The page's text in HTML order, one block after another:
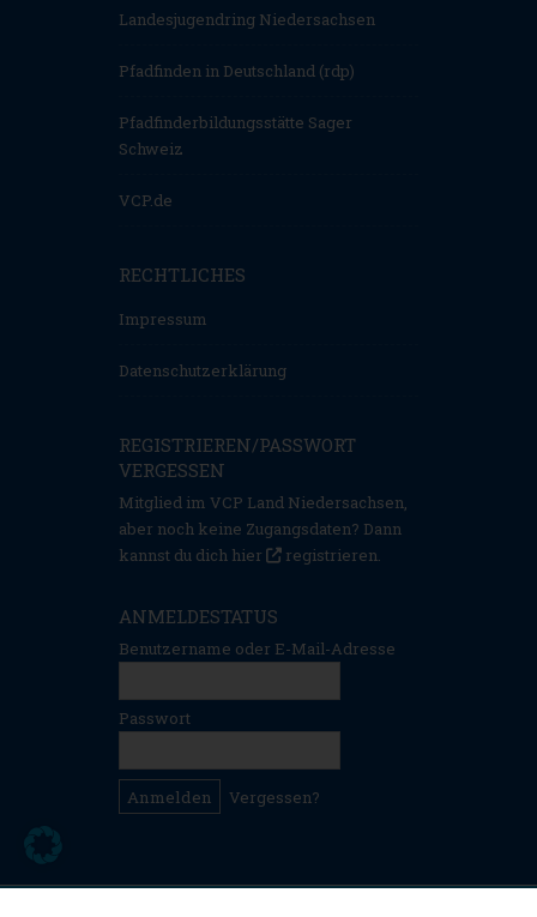
Landesjugendring Niedersachsen
Pfadfinden in Deutschland (rdp)
Pfadfinderbildungsstätte Sager
Schweiz
VCP.de
RECHTLICHES
Impressum
Datenschutzerklärung
REGISTRIEREN/PASSWORT
VERGESSEN
Mitglied im VCP Land Niedersachsen,
aber noch keine Zugangsdaten? Dann
kannst du dich hier
registrieren.
ANMELDESTATUS
Benutzername oder E-Mail-Adresse
Passwort
Vergessen?